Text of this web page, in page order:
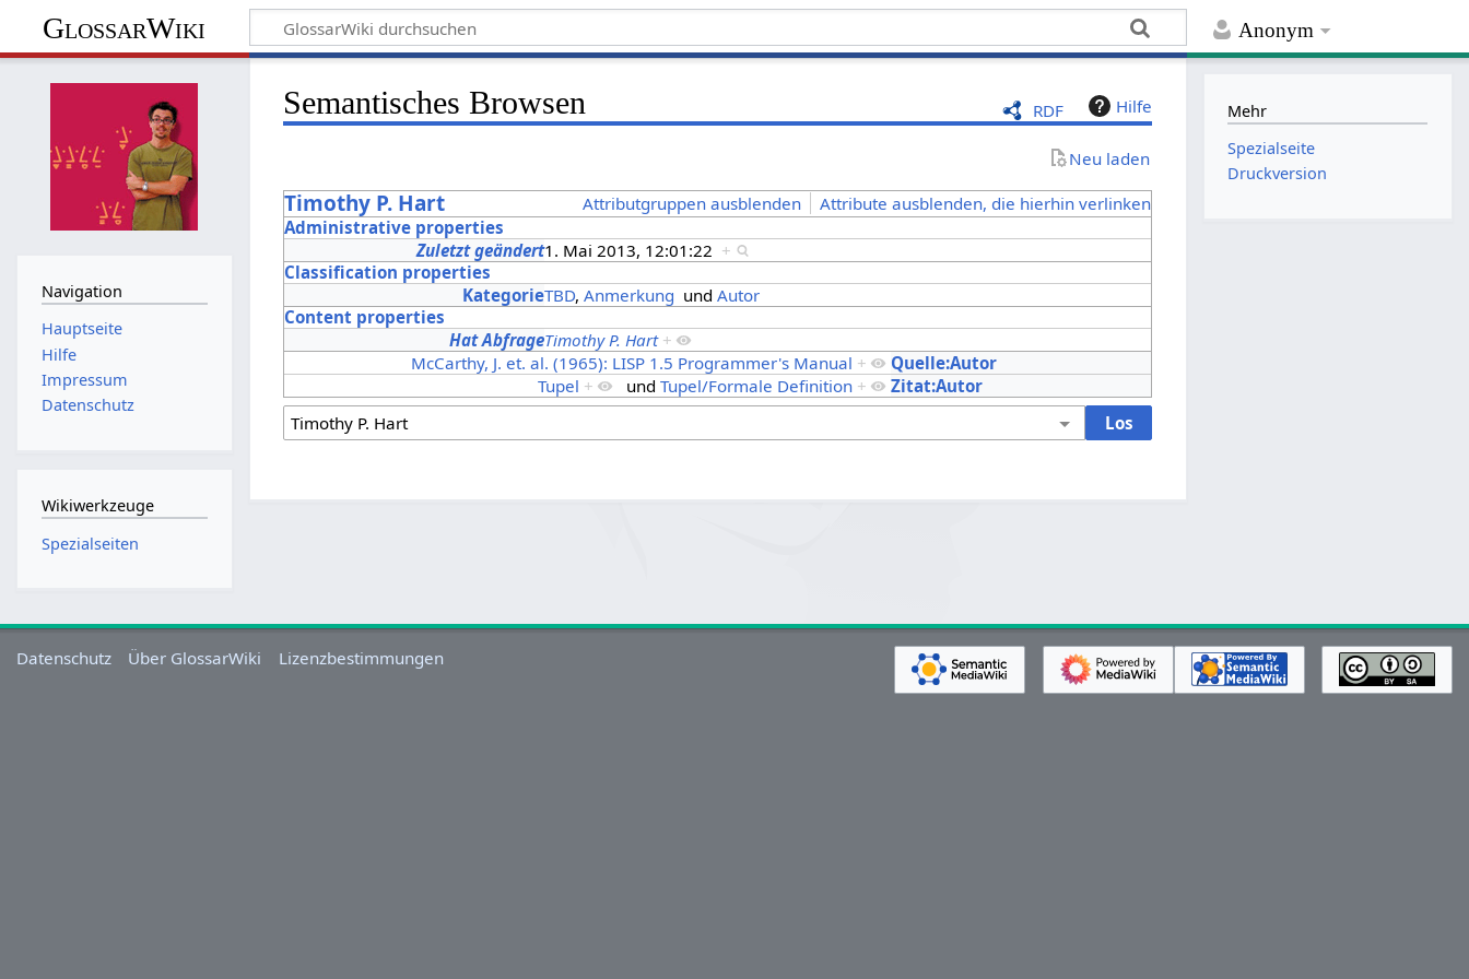
Anonym
GlossarWiki
RDF Hilfe
Semantisches Browsen
Neu laden
Timothy P. Hart Attributgruppen ausblenden
Attribute ausblenden, die hierhin verlinken
Administrative properties
Zuletzt geändert1. Mai 2013, 12:01:22 +
Classification properties
KategorieTBD,Anmerkung undAutor
Content properties
Hat AbfrageTimothy P. Hart +
Quelle:Autor
McCarthy, J. et. al. (1965): LISP 1.5 Programmer's Manual +
Zitat:Autor
Tupel + undTupel/Formale Definition +
Navigation
Hauptseite
Hilfe
Impressum
Datenschutz
Wikiwerkzeuge
Spezialseiten
Mehr
Spezialseite
Druckversion
Datenschutz Über GlossarWiki Lizenzbestimmungen